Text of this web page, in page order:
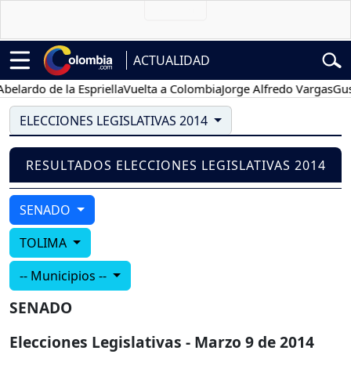
ACTUALIDAD
de la EspriellaVuelta a ColombiaJorge Alfredo Vargas
ELECCIONES LEGISLATIVAS 2014
RESULTADOS ELECCIONES LEGISLATIVAS 2014
SENADO
TOLIMA
-- Municipios --
SENADO
Elecciones Legislativas - Marzo 9 de 2014